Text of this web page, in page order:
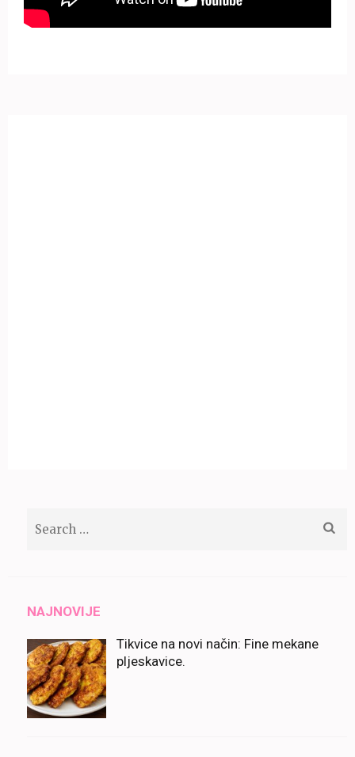
NAJNOVIJE
Tikvice na novi način: Fine mekane
pljeskavice.